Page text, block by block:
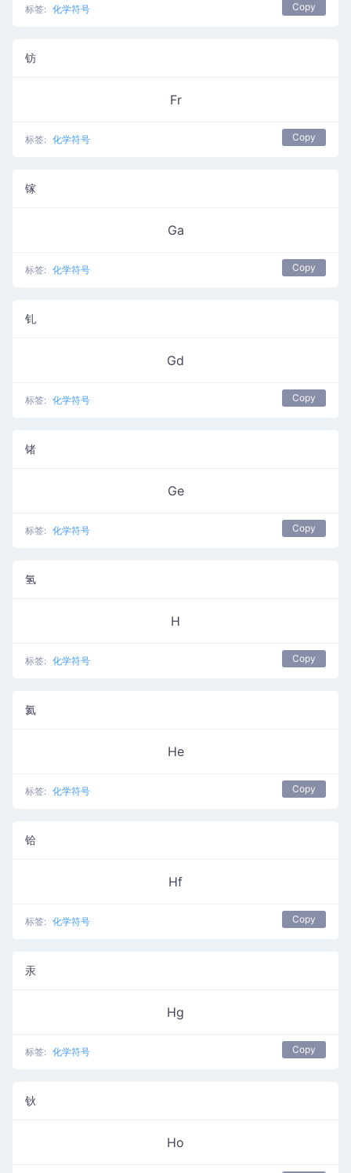
标签: 化学符号 Copy
钫
Fr
标签: 化学符号 Copy
镓
Ga
标签: 化学符号 Copy
钆
Gd
标签: 化学符号 Copy
锗
Ge
标签: 化学符号 Copy
氢
H
标签: 化学符号 Copy
氦
He
标签: 化学符号 Copy
铪
Hf
标签: 化学符号 Copy
汞
Hg
标签: 化学符号 Copy
钬
Ho